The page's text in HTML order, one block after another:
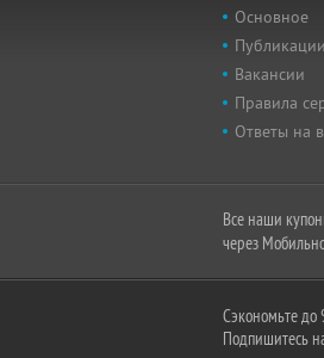
Основное
Вакансии
Правила
Ответы на
Все наши
через
Сэкономьте до
Подпишитесь